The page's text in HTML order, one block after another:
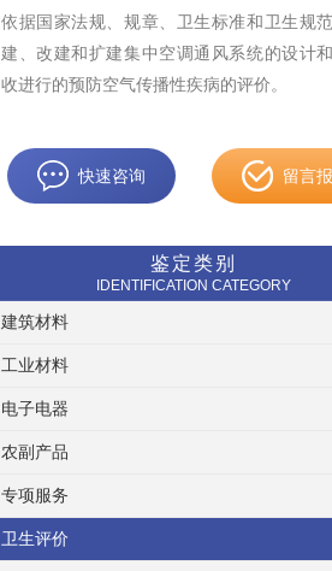
依据国家法规、规章、卫生标准和卫生规
建、改建和扩建集中空调通风系统的设计
收进行的预防空气传播性疾病的评价。
快速咨询 留言
鉴定类别
IDENTIFICATION CATEGORY
建筑材料
工业材料
电子电器
农副产品
专项服务
卫生评价